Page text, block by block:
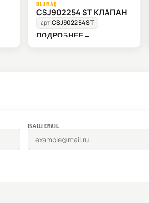
BLUMAQ
CSJ902254 ST КЛАПАН
арт.CSJ902254 ST
ПОДРОБНЕЕ→
ВАШ EMAIL